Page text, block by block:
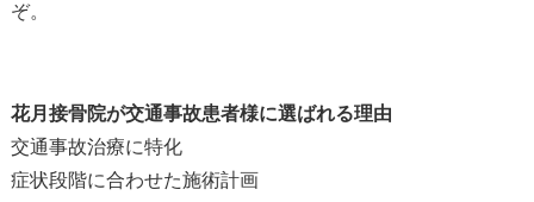
ぞ。
花月接骨院が交通事故患者様に選ばれる理由
交通事故治療に特化
症状段階に合わせた施術計画